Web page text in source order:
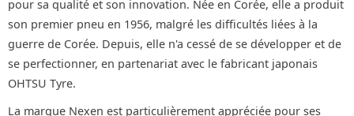
pour sa qualité et son innovation. Née en Corée, elle a produit
son premier pneu en 1956, malgré les difficultés liées à la
guerre de Corée. Depuis, elle n'a cessé de se développer et de
se perfectionner, en partenariat avec le fabricant japonais
OHTSU Tyre.
La marque Nexen est particulièrement appréciée pour ses